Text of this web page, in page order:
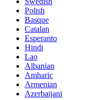
Polish
Basque
Catalan
Esperanto
Hindi
Lao
Albanian
Amharic
Armenian
Azerbaijani